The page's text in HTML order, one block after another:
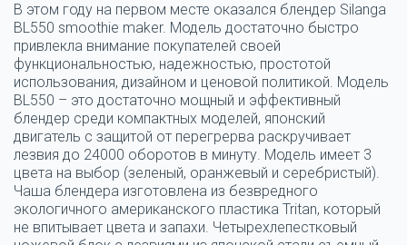
В этом году на первом месте оказался блендер Silanga
BL550 smoothie maker. Модель достаточно быстро
привлекла внимание покупателей своей
функциональностью, надежностью, простотой
использования, дизайном и ценовой политикой. Модель
BL550 – это достаточно мощный и эффективный
блендер среди компактных моделей, японский
двигатель с защитой от перегрерва раскручивает
лезвия до 24000 оборотов в минуту. Модель имеет 3
цвета на выбор (зеленый, оранжевый и серебристый).
Чаша блендера изготовлена из безвредного
экологичного американского пластика Tritan, который
не впитывает цвета и запахи. Четырехлепестковый